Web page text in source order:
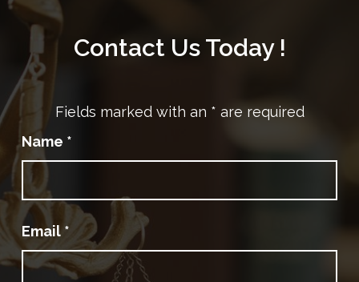
Contact Us Today !
Fields marked with an * are required
Name *
Email *